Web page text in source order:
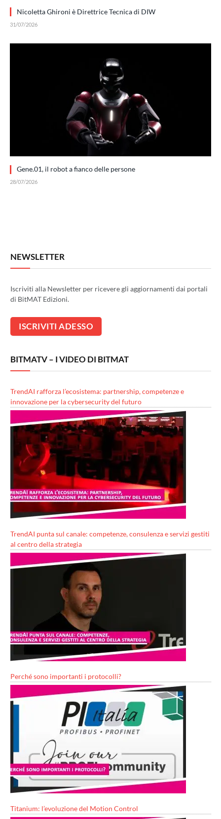
Nicoletta Ghironi è Direttrice Tecnica di DIW
31/07/2026
Gene.01, il robot a fianco delle persone
28/07/2026
NEWSLETTER
Iscriviti alla Newsletter per ricevere gli aggiornamenti dai portali
di BitMAT Edizioni.
BITMATV – I VIDEO DI BITMAT
TrendAI rafforza l’ecosistema: partnership, competenze e
innovazione per la cybersecurity del futuro
TrendAI punta sul canale: competenze, consulenza e servizi gestiti
al centro della strategia
Perché sono importanti i protocolli?
Titanium: l’evoluzione del Motion Control